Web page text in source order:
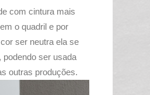
com cintura mais
o quadril e por
ser neutra ela se
podendo ser usada
outras produções.